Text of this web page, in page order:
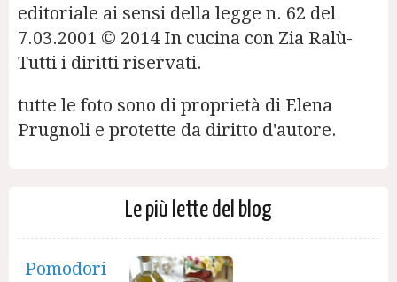
editoriale ai sensi della legge n. 62 del
7.03.2001 © 2014 In cucina con Zia Ralù-
Tutti i diritti riservati.
tutte le foto sono di proprietà di Elena
Prugnoli e protette da diritto d'autore.
Le più lette del blog
Pomodori